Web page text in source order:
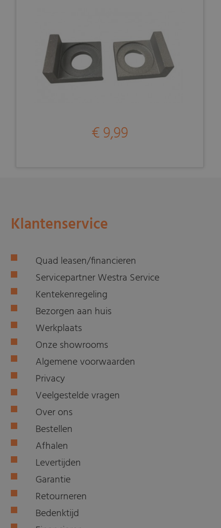
€ 9,99
Klantenservice
Quad leasen/financieren
Servicepartner Westra Service
Kentekenregeling
Bezorgen aan huis
Werkplaats
Onze showrooms
Algemene voorwaarden
Privacy
Veelgestelde vragen
Over ons
Bestellen
Afhalen
Levertijden
Garantie
Retourneren
Bedenktijd